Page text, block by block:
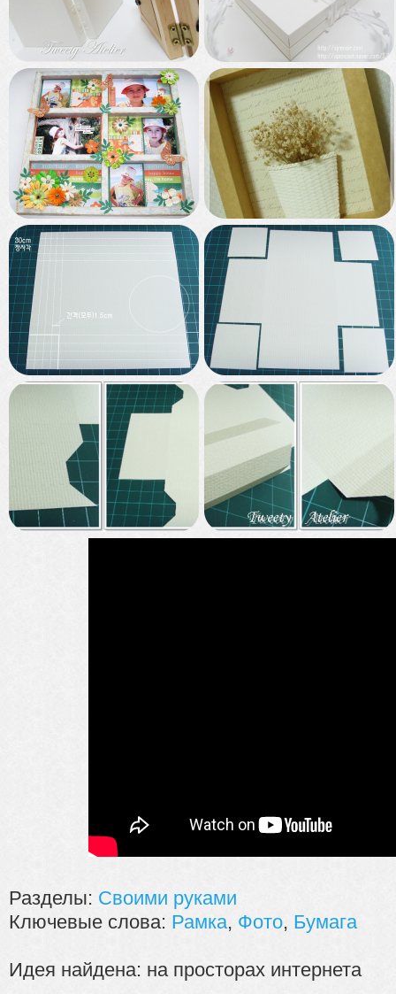
Разделы: Своими руками
Ключевые слова: Рамка, Фото, Бумага
Идея найдена: на просторах интернета